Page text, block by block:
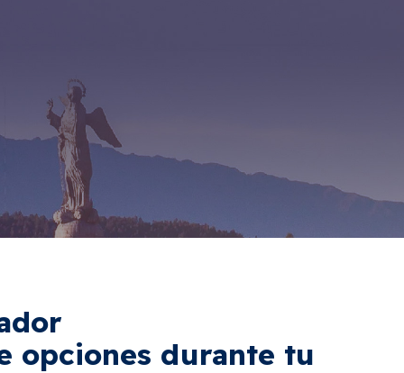
opciones durante tu